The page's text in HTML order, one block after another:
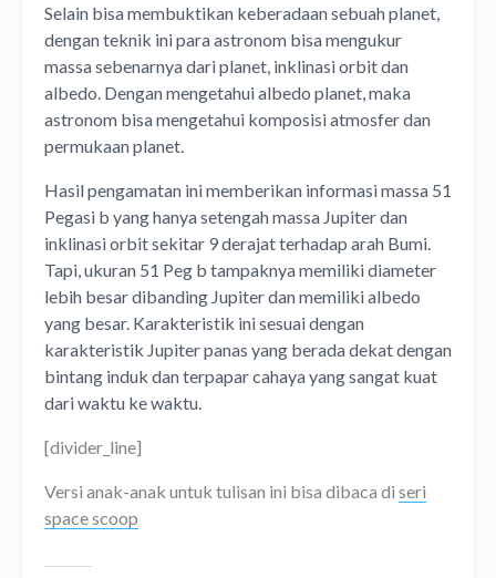
Selain bisa membuktikan keberadaan sebuah planet,
dengan teknik ini para astronom bisa mengukur
massa sebenarnya dari planet, inklinasi orbit dan
albedo. Dengan mengetahui albedo planet, maka
astronom bisa mengetahui komposisi atmosfer dan
permukaan planet.
Hasil pengamatan ini memberikan informasi massa 51
Pegasi b yang hanya setengah massa Jupiter dan
inklinasi orbit sekitar 9 derajat terhadap arah Bumi.
Tapi, ukuran 51 Peg b tampaknya memiliki diameter
lebih besar dibanding Jupiter dan memiliki albedo
yang besar. Karakteristik ini sesuai dengan
karakteristik Jupiter panas yang berada dekat dengan
bintang induk dan terpapar cahaya yang sangat kuat
dari waktu ke waktu.
[divider_line]
Versi anak-anak untuk tulisan ini bisa dibaca di seri
space scoop